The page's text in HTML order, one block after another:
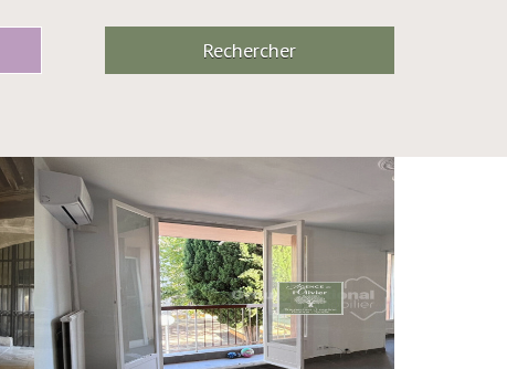
Rechercher